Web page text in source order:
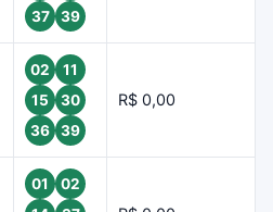
37
39
02
11
15
30
36
39
R$ 0,00
01
02